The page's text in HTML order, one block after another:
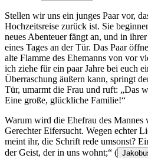
Stellen wir uns ein junges Paar vor,
Hochzeitsreise zurück ist. Sie
neues Abenteuer fängt an, und in
eines Tages an der Tür. Das Paar
alte Flamme des Ehemanns von vor
ich ziehe für ein paar Jahre bei euch
Überraschung äußern kann, springt
Tür, umarmt die Frau und ruft: „Das
Eine große, glückliche Familie!“
Warum wird die Ehefrau des Mannes
Gerechter Eifersucht. Wegen echter
meint ihr, die Schrift rede umsonst?
der Geist, der in uns wohnt;“ (